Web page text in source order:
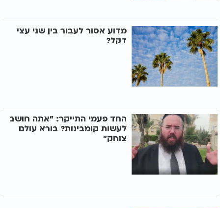
מדוע אסור לעבור בין שני עצי
דקל?
החד פעמי התייקר: "אתה חושב
לעשות קומבינות? בורא עולם
צוחק"